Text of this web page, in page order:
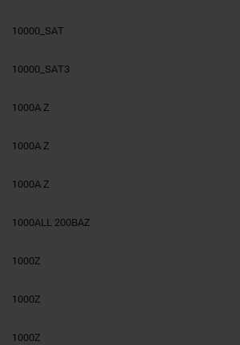
10000_SAT
10000_SAT3
1000A Z
1000A Z
1000A Z
1000ALL 200BAZ
1000Z
1000Z
1000Z